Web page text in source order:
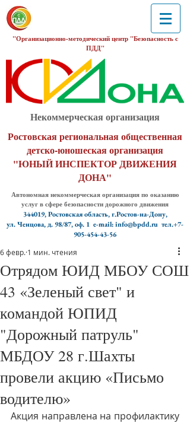
"Организационно-методический центр "Безопасность с
ПДД"
Некоммерческая организация
Ростовская региональная общественная
детско-юношеская организация
"ЮНЫЙ ИНСПЕКТОР ДВИЖЕНИЯ
ДОНА"
Автономная некоммерческая организация по оказанию
услуг в сфере безопасности дорожного движения
344019, Ростовская область, г.Ростов-на-Дону,
ул. Ченцова, д. 98/87, оф. 1 e-mail: info@bpdd.ru тел.+7-
905-454-43-56
Отрядом ЮИД МБОУ СОШ
43 «Зеленый свет" и
командой ЮПИД
"Дорожный патруль"
МБДОУ 28 г.Шахты
провели акцию «Письмо
водителю»
6 февр. 1 мин. чтения
Акция направлена на профилактику